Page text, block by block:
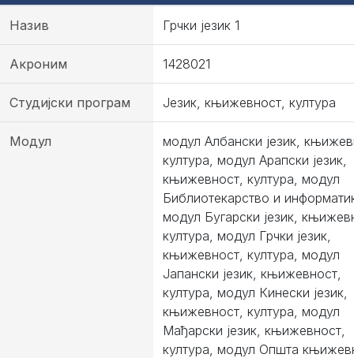
Назив Грчки језик 1
Акроним 1428021
Студијски програм Језик, књижевност, култура
Модул
модул Албански језик,
култура, модул Арапски језик,
књижевност, култура, модул
Библиотекарство и
модул Бугарски језик,
култура, модул Грчки језик,
књижевност, култура, модул
Јапански језик, књижевност,
култура, модул Кинески језик,
књижевност, култура, модул
Мађарски језик, књижевност,
култура, модул Општа